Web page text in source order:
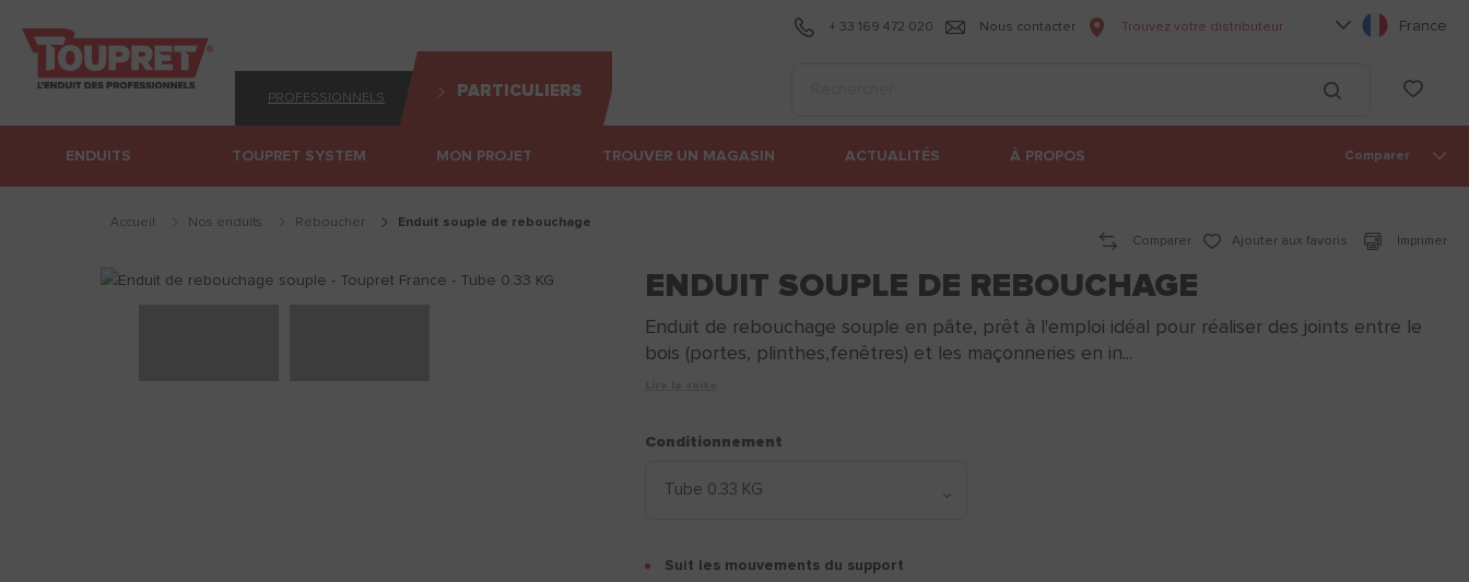
PROFESSIONNELS PARTICULIERS
+ 33 169 472 020 Nous contacter Trouvez votre distributeur Choisissez votre
France
Lancer la
ENDUITS TOUPRET SYSTEM MON PROJET TROUVER UN MAGASIN ACTUALITÉS À PROPOS Comparer
Accueil Nos enduits reboucher
enduit souple de rebouchage
Comparer
Ajouter aux favoris Imprimer
ENDUIT SOUPLE DE REBOUCHAGE
Enduit de rebouchage souple en pâte, prêt à l'emploi idéal pour réaliser des joints entre le
bois (portes, plinthes,fenêtres) et les maçonneries en in...
Conditionnement
Suit les mouvements du support